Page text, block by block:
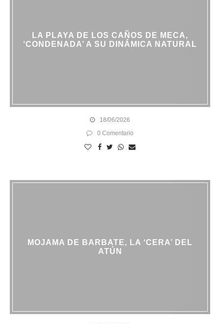
LA PLAYA DE LOS CAÑOS DE MECA,
‘CONDENADA’ A SU DINÁMICA NATURAL
18/06/2026
0 Comentario
MOJAMA DE BARBATE, LA ‘CERA’ DEL
ATÚN